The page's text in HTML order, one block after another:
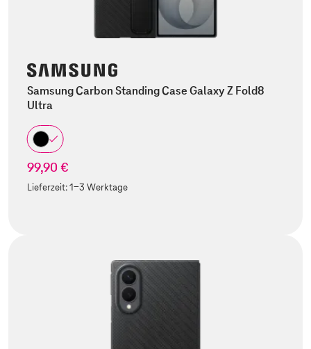
Samsung Carbon Standing Case Galaxy Z Fold8
Ultra
99,90 €
Lieferzeit:1-3 Werktage